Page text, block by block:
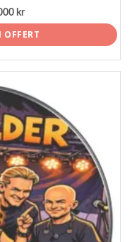
kr
OFFERT